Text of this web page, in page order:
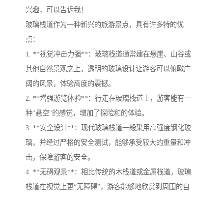
兴趣，可以告诉我！
玻璃栈道作为一种新兴的旅游景点，具有许多特的优
点：
1. **视觉冲击力强**：玻璃栈道通常建在悬崖、山谷或
其他自然景观之上，透明的玻璃设计让游客可以俯瞰广
阔的风景，体验高度的震撼。
2. **增强游览体验**：行走在玻璃栈道上，游客能有一
种"悬空"的感觉，增加了探险和的体验。
3. **安全设计**：现代玻璃栈道一般采用高强度钢化玻
璃，并经过严格的安全测试，能够承受较大的重量和冲
击，保障游客的安全。
4. **无碍观景**：相比传统的木栈道或金属栈道，玻璃
栈道在视觉上更“无障碍”，游客能够地欣赏到周围的自